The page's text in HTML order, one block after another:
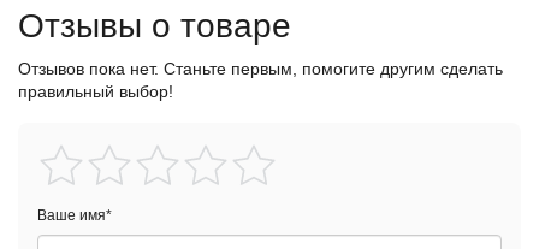
Отзывы о товаре
Отзывов пока нет. Станьте первым, помогите другим сделать
правильный выбор!
Ваше имя*